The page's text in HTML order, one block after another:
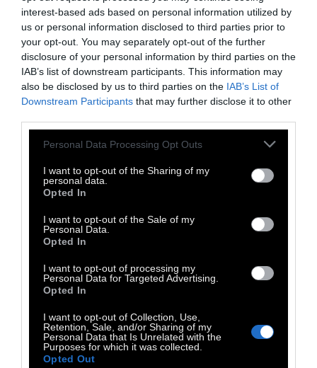
interest-based ads based on personal information utilized by
us or personal information disclosed to third parties prior to
your opt-out. You may separately opt-out of the further
disclosure of your personal information by third parties on the
IAB’s list of downstream participants. This information may
also be disclosed by us to third parties on the IAB’s List of
Downstream Participants that may further disclose it to other
Personal Data Processing Opt Outs
I want to opt-out of the Sharing of my
personal data.
Opted In
I want to opt-out of the Sale of my
Personal Data.
Opted In
I want to opt-out of processing my
Personal Data for Targeted Advertising.
Opted In
I want to opt-out of Collection, Use,
Retention, Sale, and/or Sharing of my
Personal Data that Is Unrelated with the
Purposes for which it was collected.
Opted Out
Η ιδιοκτήτρια του, Ελένη Κεφαλοπούλου,
γνωρίζει από αμπελώνες. Είναι οινολόγος και
το απαύγασμα της εμπειρίας της, το
σερβίρει σε κολωνάτα ποτήρια εδώ. Αν
θέλουμε, μπορεί και να μας αποκαλύψει την
ιστορία του κάθε κρασιού αφού πρώτα τα
δοκίμασε η ίδια ταξιδεύοντας στους
Στον κατάλογο του μαγαζιού, που
ανανεώνεται συχνά, βρίσκουμε επιλεγμένα
κρασιά από όλη την Ελλάδα. Μπορούμε να τα
αλλαντικά Ελλήνων παραγωγών, ενώ αν μας
αρέσει ένα κρασί, μπορούμε επίσης να το
αγοράσουμε για το σπίτι. Για όσους θέλουν
να γευτούν περισσότερα, στο εσωτερικό του
μαγαζιού διοργανώνονται συχνά μέρες